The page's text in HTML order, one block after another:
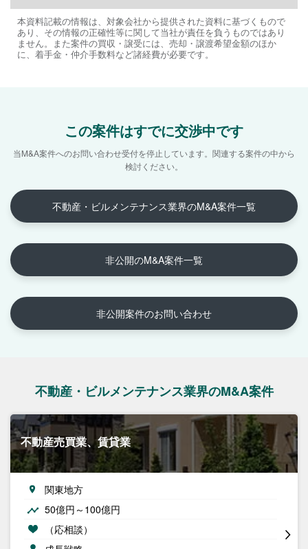
本資料記載の情報は、対象会社から提供された資料に基づくもので
あり、その情報の正確性等に関して当社が責任を負うものではあり
ません。また案件の買収・譲受には、売却・譲渡希望金額のほか
に、着手金・仲介手数料など諸経費が必要です。
この案件はすでに交渉中です
当M&A案件へのお問い合わせ受付を停止しています。 関連する案件の中から
検討ください。
不動産・ビルメンテナンス業界のM&A案件一覧
非公開のM&A案件一覧
非公開案件のお問い合わせ
不動産・ビルメンテナンス業界のM&A案件
不動産売買業、賃貸業
関東地方
50億円～100億円
（応相談）